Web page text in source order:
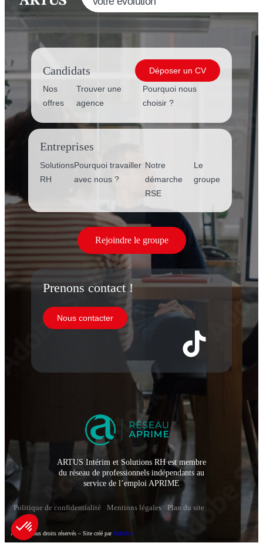
Candidats
Déposer un CV
Nos
offres
Trouver une
agence
Pourquoi nous
choisir ?
Entreprises
Solutions
RH
Pourquoi travailler
avec nous ?
Notre
démarche
RSE
Le
groupe
Rejoindre le groupe
Prenons contact !
Nous contacter
ARTUS Intérim et Solutions RH est membre
du réseau de professionnels indépendants au
service de l’emploi APRIME
Politique de confidentialité Mentions légales Plan du site
Artus – Tous droits réservés – Site créé parKelcible